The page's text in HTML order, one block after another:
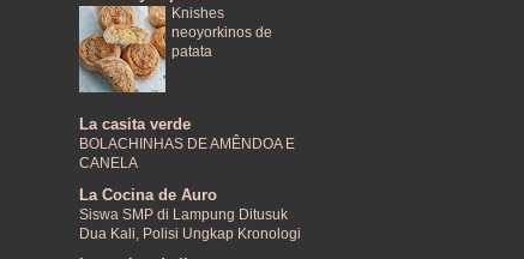
Knishes
neoyorkinos de
patata
La casita verde
BOLACHINHAS DE AMÊNDOA E
CANELA
La Cocina de Auro
Siswa SMP di Lampung Ditusuk
Dua Kali, Polisi Ungkap Kronologi